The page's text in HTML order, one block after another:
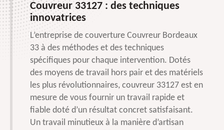
Couvreur 33127 : des techniques
innovatrices
L’entreprise de couverture Couvreur Bordeaux
33 à des méthodes et des techniques
spécifiques pour chaque intervention. Dotés
des moyens de travail hors pair et des matériels
les plus révolutionnaires, couvreur 33127 est en
mesure de vous fournir un travail rapide et
fiable doté d’un résultat concret satisfaisant.
Un travail minutieux à la manière d’artisan